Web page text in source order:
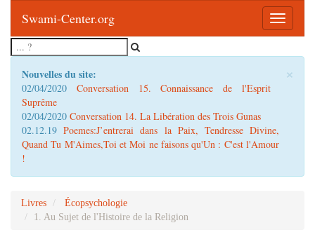
Toggle
Swami-Center.org
×
Nouvelles du site:
02/04/2020 Conversation 15. Connaissance de l'Esprit
Suprême
02/04/2020 Conversation 14. La Libération des Trois Gunas
02.12.19Poemes:J’entrerai dans la Paix, Tendresse Divine,
Quand Tu M'Aimes,Toi et Moi ne faisons qu'Un : C'est l'Amour
!
Livres
Écopsychologie
1. Au Sujet de l'Histoire de la Religion